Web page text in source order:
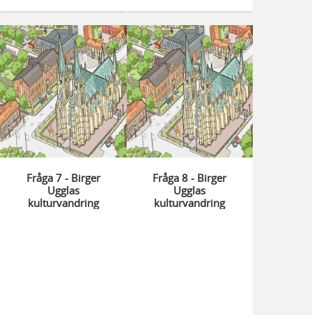
Fråga 7 - Birger
Ugglas
kulturvandring
Fråga 8 - Birger
Ugglas
kulturvandring